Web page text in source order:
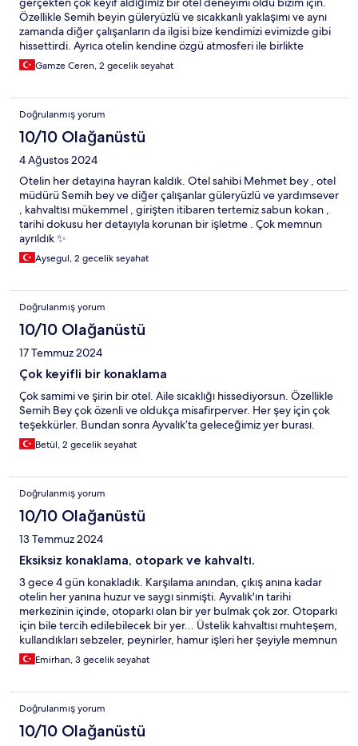
Özellikle Semih beyin güleryüzlü ve sıcakkanlı yaklaşımı ve aynı
zamanda diğer çalışanların da ilgisi bize kendimizi evimizde gibi
hissettirdi. Ayrıca otelin kendine özgü atmosferi ile birlikte
kahvaltıda kendi el yapımı lezzetli ürünlerini tatmak da ayrıca
keyif vericiydi. Cavlıhane Oteli’nin anılarımızda her zaman
Gamze Ceren, 2 gecelik seyahat
Doğrulanmış yorum
10/10 Olağanüstü
4 Ağustos 2024
Otelin her detayına hayran kaldık. Otel sahibi Mehmet bey , otel
müdürü Semih bey ve diğer çalışanlar güleryüzlü ve yardımsever
, kahvaltısı mükemmel , girişten itibaren tertemiz sabun kokan ,
tarihi dokusu her detayıyla korunan bir işletme . Çok memnun
ayrıldık ✨
Aysegul, 2 gecelik seyahat
Doğrulanmış yorum
10/10 Olağanüstü
17 Temmuz 2024
Çok keyifli bir konaklama
Çok samimi ve şirin bir otel. Aile sıcaklığı hissediyorsun. Özellikle
Semih Bey çok özenli ve oldukça misafirperver. Her şey için çok
teşekkürler. Bundan sonra Ayvalık’ta geleceğimiz yer burası.
Betül, 2 gecelik seyahat
Doğrulanmış yorum
10/10 Olağanüstü
13 Temmuz 2024
Eksiksiz konaklama, otopark ve kahvaltı.
3 gece 4 gün konakladık. Karşılama anından, çıkış anına kadar
otelin her yanına huzur ve saygı sinmişti. Ayvalık'ın tarihi
merkezinin içinde, otoparkı olan bir yer bulmak çok zor. Otoparkı
için bile tercih edilebilecek bir yer... Üstelik kahvaltısı muhteşem,
kullandıkları sebzeler, peynirler, hamur işleri her şeyiyle memnun
kaldık. Aklınız hiç bulunmasın, eğer Ayvalık merkezi tercih
ediyorsanız burayı tercih edebilirsiniz!
Emirhan, 3 gecelik seyahat
Doğrulanmış yorum
10/10 Olağanüstü